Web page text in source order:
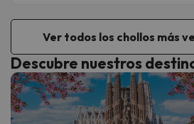
Ver todos los chollos más
Descubre nuestros